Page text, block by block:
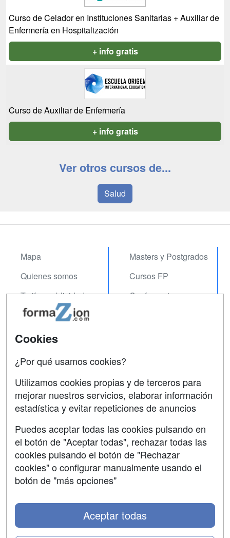
Curso de Celador en Instituciones Sanitarias + Auxiliar de
Enfermería en Hospitalización
+ info gratis
Curso de Auxiliar de Enfermería
+ info gratis
Ver otros cursos de...
Salud
Mapa
Quienes somos
Tarifas publicidad
Acceso Usuarios
Acceso Centros
Masters y Postgrados
Cursos FP
Conferencias
Contactar
Confidencialidad
Aviso legal
Copyleft
Cookies
¿Por qué usamos cookies?
Utilizamos cookies propias y de terceros para
mejorar nuestros servicios, elaborar información
estadística y evitar repeticiones de anuncios
Puedes aceptar todas las cookies pulsando en
el botón de "Aceptar todas", rechazar todas las
cookies pulsando el botón de "Rechazar
cookies" o configurar manualmente usando el
botón de "más opciones"
Aceptar todas